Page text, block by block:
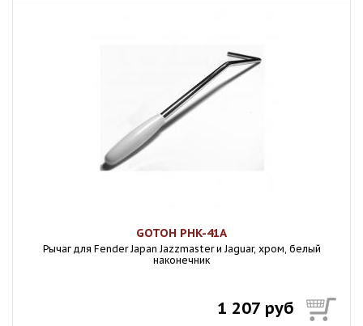
GOTOH PHK-41A
Рычаг для Fender Japan Jazzmaster и Jaguar, хром, белый
наконечник
1 207 руб